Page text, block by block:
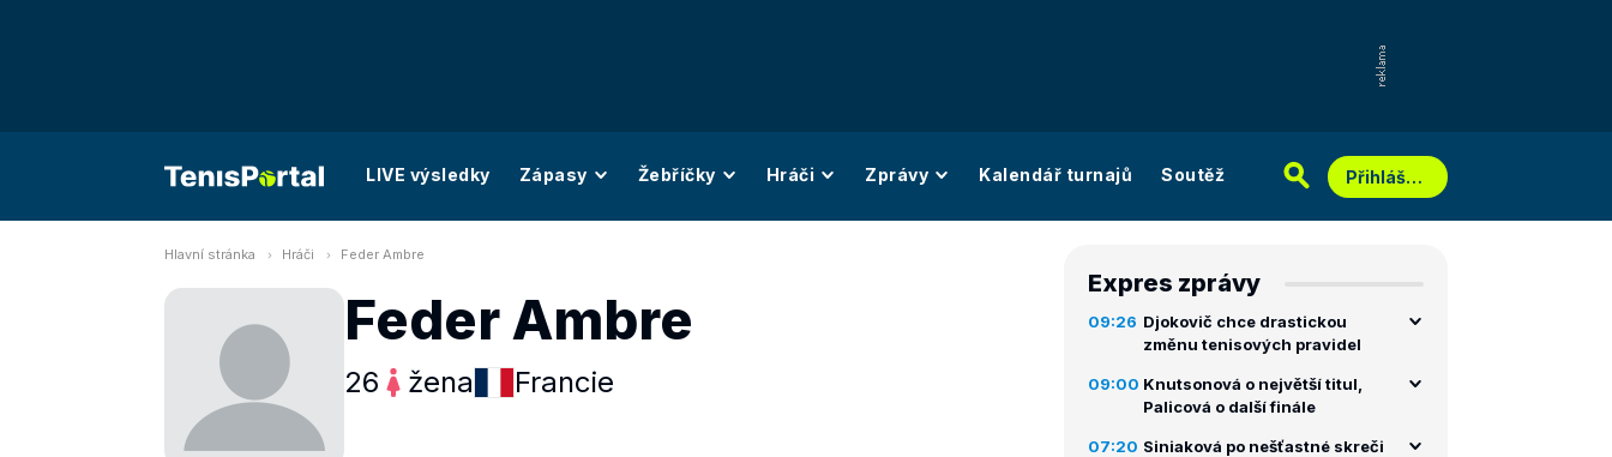
LIVE výsledky Zápasy Žebříčky Hráči Zprávy Kalendář turnajů Soutěž Přihlášení
Hlavní stránka Hráči Feder Ambre
Feder Ambre
26 žena Francie
Expres zprávy
09:26 Djokovič chce drastickou
změnu tenisových pravidel
09:00 Knutsonová o největší titul,
Palicová o další finále
07:20 Siniaková po nešťastné skreči